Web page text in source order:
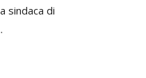
sindaca di